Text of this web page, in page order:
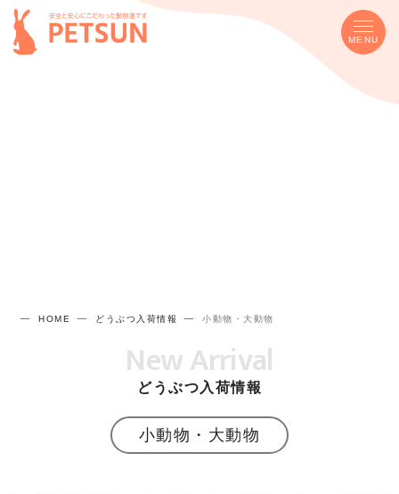
MENU
HOME どうぶつ入荷情報 小動物・大動物
New Arrival
どうぶつ入荷情報
小動物・大動物